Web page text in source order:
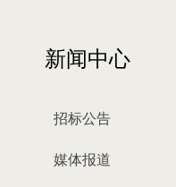
招标公告
媒体报道
新闻中心